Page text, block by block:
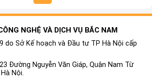
NGHỆ VÀ DỊCH VỤ BẮC NAM
do Sở Kế hoạch và Đầu tư TP Hà Nội cấp
Đường Nguyễn Văn Giáp, Quận Nam Từ
Nội.